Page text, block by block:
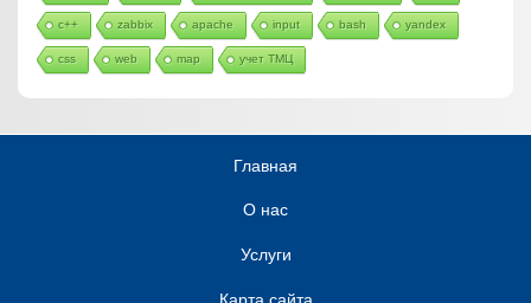
c++ zabbix apache input bash yandex
css web map учет ТМЦ
Главная
О нас
Услуги